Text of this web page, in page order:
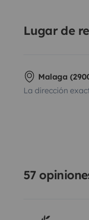
Lugar de
Malaga
La dirección
57